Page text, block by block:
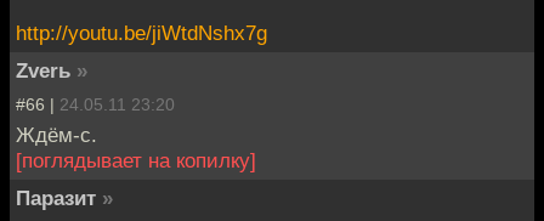
http://youtu.be/jiWtdNshx7g
Zverь »
#66 | 24.05.11 23:20
Ждём-с.
[поглядывает на копилку]
Паразит »